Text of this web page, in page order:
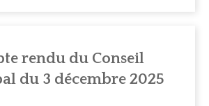
rendu du Conseil
du 3 décembre 2025